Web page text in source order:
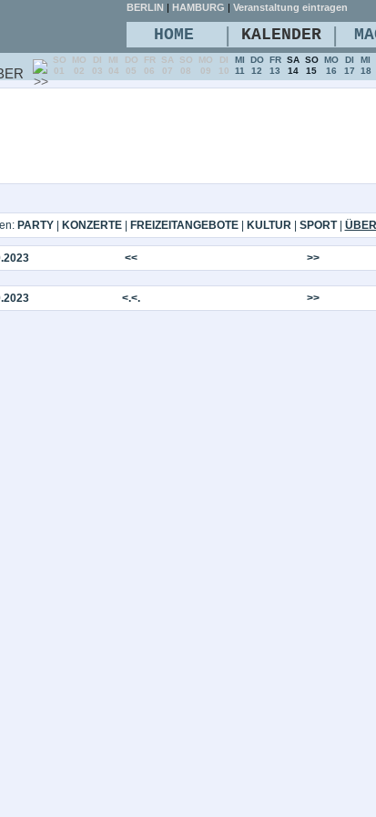
PARTY| KONZERTE| FREIZEITANGEBOTE| KULTUR| SPORT|
<< >>
<.<. >>
BERLIN | HAMBURG | Veranstaltung eintragen
HOME | KALENDER |
SO
01
MO
02
DI
03
MI
04
DO
05
FR
06
SA
07
SO
08
MO
09
DI
10
MI
11
DO
12
FR
13
SA
14
SO
15
MO
16
DI
17
MI
18